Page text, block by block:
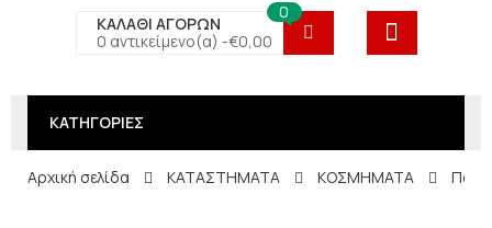
ΚΑΛΑΘΙ ΑΓΟΡΩΝ
0 αντικείμενο(α) -€0,00
0
ΚΑΤΗΓΟΡΙΕΣ
Αρχική σελίδα ΚΑΤΑΣΤΗΜΑΤΑ ΚΟΣΜΗΜΑΤΑ